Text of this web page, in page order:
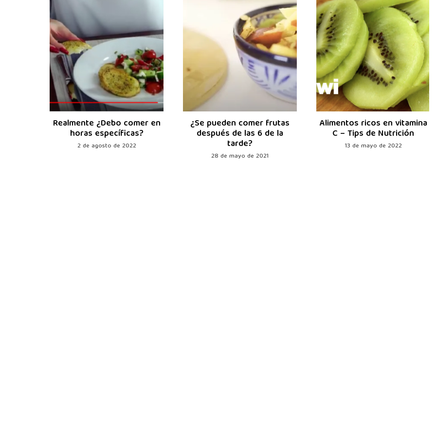
Realmente ¿Debo comer en
horas específicas?
2 de agosto de 2022
¿Se pueden comer frutas
después de las 6 de la
tarde?
28 de mayo de 2021
Alimentos ricos en vitamina
C – Tips de Nutrición
13 de mayo de 2022